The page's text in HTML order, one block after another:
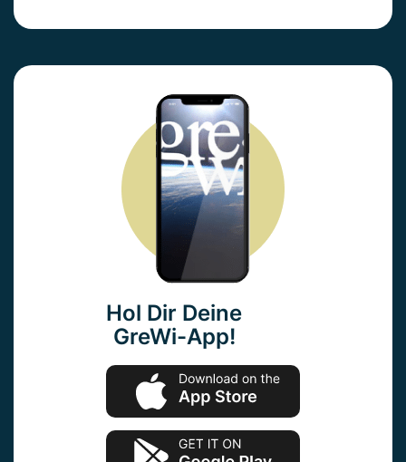
Hol Dir Deine
GreWi-App!